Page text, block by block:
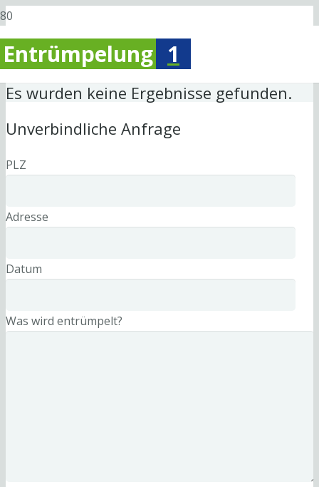
Entrümpelung 1
Es wurden keine Ergebnisse gefunden.
Unverbindliche Anfrage
PLZ
Adresse
Datum
Was wird entrümpelt?